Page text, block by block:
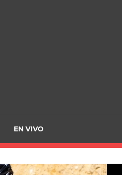
EN VIVO